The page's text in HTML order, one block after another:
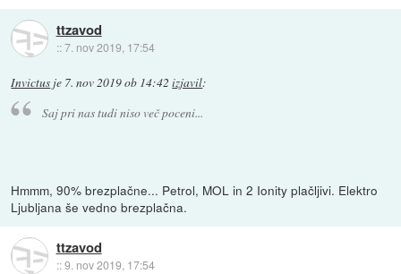
ttzavod
::7. nov 2019, 17:54
Invictus je 7. nov 2019 ob 14:42 izjavil:
Saj pri nas tudi niso več poceni...
Hmmm, 90% brezplačne... Petrol, MOL in 2 Ionity plačljivi. Elektro
Ljubljana še vedno brezplačna.
ttzavod
::9. nov 2019, 17:54